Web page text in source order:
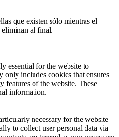
que existen sólo mientras el
eliminan al final.
essential for the website to
only includes cookies that ensures
features of the website. These
information.
necessary for the website
to collect user personal data via